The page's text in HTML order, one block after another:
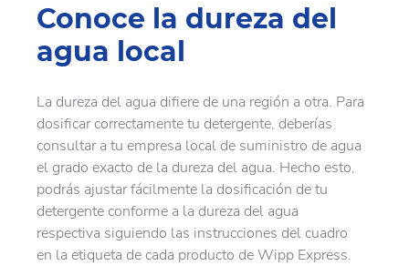
Conoce la dureza del
agua local
La dureza del agua difiere de una región a otra. Para
dosificar correctamente tu detergente, deberías
consultar a tu empresa local de suministro de agua
el grado exacto de la dureza del agua. Hecho esto,
podrás ajustar fácilmente la dosificación de tu
detergente conforme a la dureza del agua
respectiva siguiendo las instrucciones del cuadro
en la etiqueta de cada producto de Wipp Express.